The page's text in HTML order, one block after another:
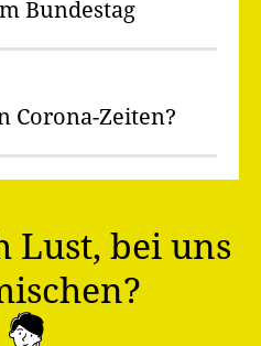
Bundestag
Corona-Zeiten?
Lust, bei uns